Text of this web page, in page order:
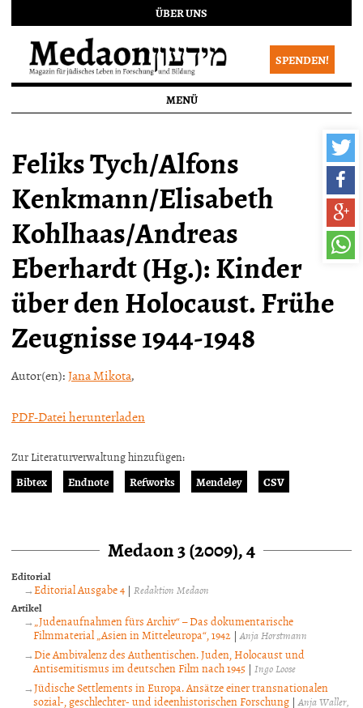
ÜBER UNS
SPENDEN!
MENÜ
Feliks Tych/Alfons
Kenkmann/Elisabeth
Kohlhaas/Andreas
Eberhardt (Hg.): Kinder
über den Holocaust. Frühe
Zeugnisse 1944-1948
Autor(en):Jana Mikota,
PDF-Datei herunterladen
Zur Literaturverwaltung hinzufügen:
Bibtex
Endnote Refworks Mendeley CSV
Medaon 3 (2009), 4
Editorial
Editorial Ausgabe 4 |Redaktion Medaon
Artikel
„Judenaufnahmen fürs Archiv“ – Das dokumentarische
Filmmaterial „Asien in Mitteleuropa“, 1942 |Anja Horstmann
Die Ambivalenz des Authentischen. Juden, Holocaust und
Antisemitismus im deutschen Film nach 1945 | Ingo Loose
Jüdische Settlements in Europa. Ansätze einer transnationalen
sozial-, geschlechter- und ideenhistorischen Forschung |Anja Waller